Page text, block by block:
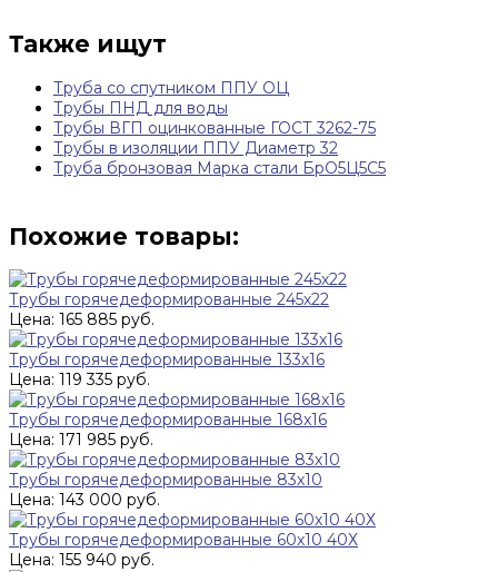
Также ищут
Труба со спутником ППУ ОЦ
Трубы ПНД для воды
Трубы ВГП оцинкованные ГОСТ 3262-75
Трубы в изоляции ППУ Диаметр 32
Труба бронзовая Марка стали БрО5Ц5С5
Похожие товары:
Трубы горячедеформированные 245х22
Цена: 165 885 руб.
Трубы горячедеформированные 133х16
Цена: 119 335 руб.
Трубы горячедеформированные 168x16
Цена: 171 985 руб.
Трубы горячедеформированные 83х10
Цена: 143 000 руб.
Трубы горячедеформированные 60х10 40Х
Цена: 155 940 руб.